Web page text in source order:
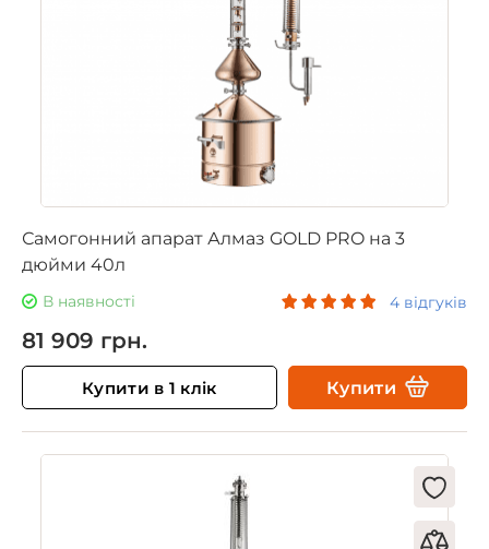
Самогонний апарат Алмаз GOLD PRO на 3
дюйми 40л
В наявності 4 відгуків
81 909 грн.
Купити в 1 клік Купити